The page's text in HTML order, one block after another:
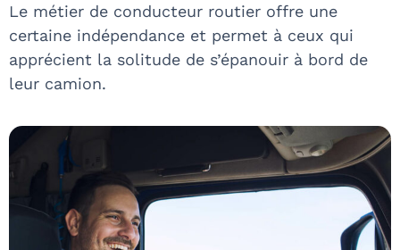
Le métier de conducteur routier offre une
certaine indépendance et permet à ceux qui
apprécient la solitude de s’épanouir à bord de
leur camion.